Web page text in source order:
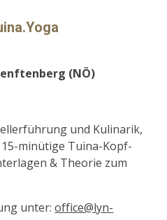
(NÖ)
und Kulinarik,
minütige Tuina-Kopf-
& Theorie zum
unter:office@lyn-